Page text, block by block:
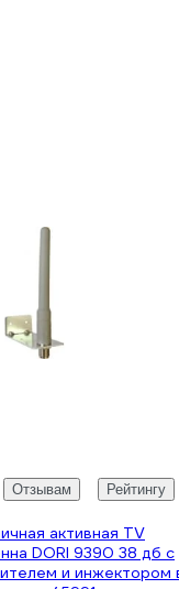
Отзывам Рейтингу